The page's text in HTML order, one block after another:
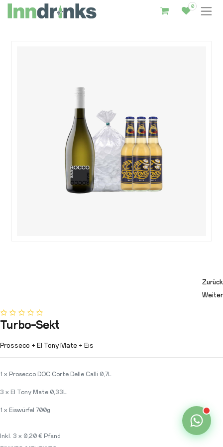
0
Zurück
Weiter
Turbo-Sekt
Prosseco + El Tony Mate + Eis
1 x Prosecco DOC Corte Delle Calli 0,7L
3 x El Tony Mate 0,33L
1 x Eiswürfel 700g
Inkl. 3 x 0,20 € Pfand